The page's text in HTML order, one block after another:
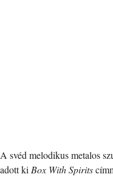
A svéd melodikus metalos
adott ki Box With Spirits